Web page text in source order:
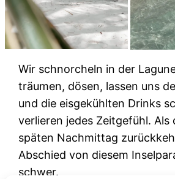
Wir schnorcheln in der
träumen, dösen, lassen uns
und die eisgekühlten Drinks
verlieren jedes Zeitgefühl. Als
späten Nachmittag
Abschied von diesem
schwer.